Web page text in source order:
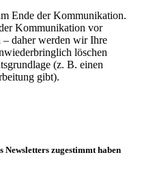
Ende der Kommunikation.
Kommunikation vor
– daher werden wir Ihre
löschen
(z. B. einen
gibt).
Newsletters zugestimmt haben